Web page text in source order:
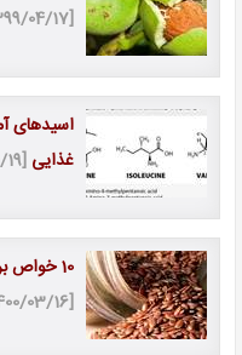
[1399/04/17 12:37:44]
اسیدهای
غذایی [1400/01/19 00:00:00]
10 خواص برتر بذر کتان برای سلامتی
[1400/03/16 15:32:54]